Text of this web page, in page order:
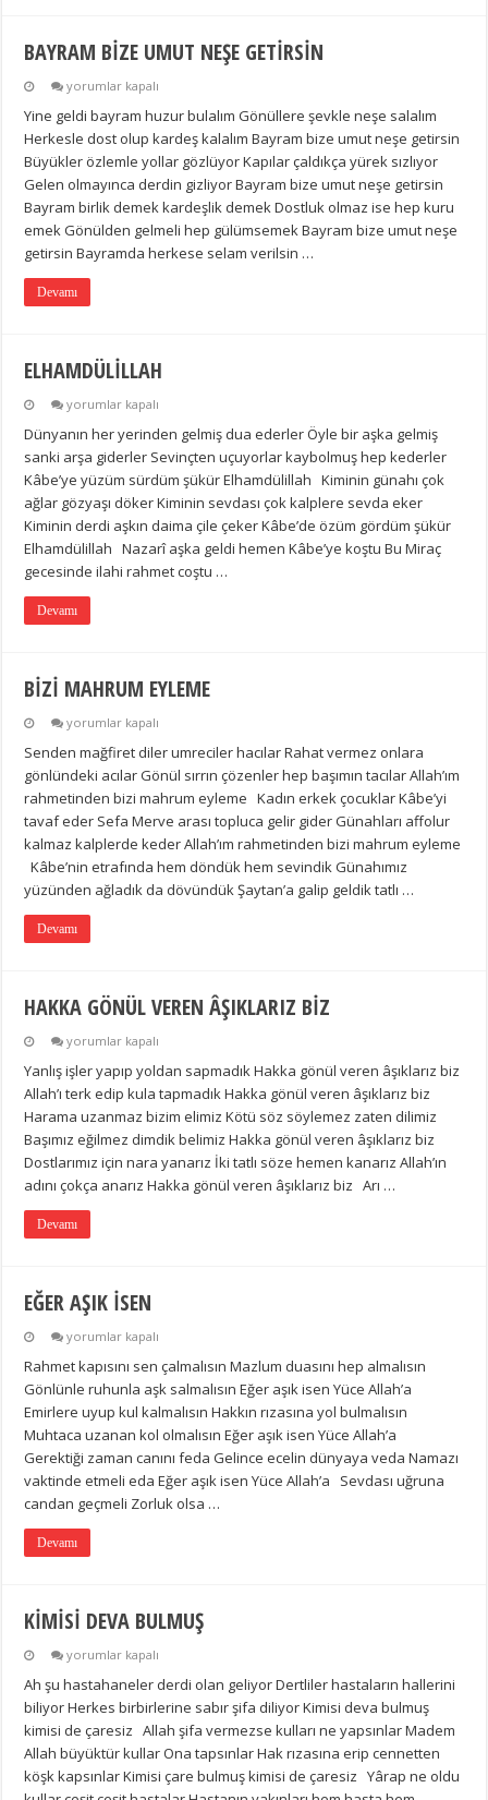
BAYRAM BİZE UMUT NEŞE GETİRSİN
BAYRAM
UMUT
NEŞE
GETİRSİN
için
yorumlar kapalı
Yine geldi bayram huzur bulalım Gönüllere şevkle neşe salalım
Herkesle dost olup kardeş kalalım Bayram bize umut neşe getirsin
Büyükler özlemle yollar gözlüyor Kapılar çaldıkça yürek sızlıyor
Gelen olmayınca derdin gizliyor Bayram bize umut neşe getirsin
Bayram birlik demek kardeşlik demek Dostluk olmaz ise hep kuru
emek Gönülden gelmeli hep gülümsemek Bayram bize umut neşe
getirsin Bayramda herkese selam verilsin …
Devamı
ELHAMDÜLİLLAH
ELHAMDÜLİLLAH
yorumlar kapalı
Dünyanın her yerinden gelmiş dua ederler Öyle bir aşka gelmiş
sanki arşa giderler Sevinçten uçuyorlar kaybolmuş hep kederler
Kâbe’ye yüzüm sürdüm şükür Elhamdülillah Kiminin günahı çok
ağlar gözyaşı döker Kiminin sevdası çok kalplere sevda eker
Kiminin derdi aşkın daima çile çeker Kâbe’de özüm gördüm şükür
Elhamdülillah Nazarî aşka geldi hemen Kâbe’ye koştu Bu Miraç
gecesinde ilahi rahmet coştu …
Devamı
BİZİ MAHRUM EYLEME
BİZİ
EYLEME
için
yorumlar kapalı
Senden mağfiret diler umreciler hacılar Rahat vermez onlara
gönlündeki acılar Gönül sırrın çözenler hep başımın tacılar Allah’ım
rahmetinden bizi mahrum eyleme Kadın erkek çocuklar Kâbe’yi
tavaf eder Sefa Merve arası topluca gelir gider Günahları affolur
kalmaz kalplerde keder Allah’ım rahmetinden bizi mahrum eyleme
Kâbe’nin etrafında hem döndük hem sevindik Günahımız
yüzünden ağladık da dövündük Şaytan’a galip geldik tatlı …
Devamı
HAKKA GÖNÜL VEREN ÂŞIKLARIZ BİZ
HAKKA
VEREN
ÂŞIKLARIZ
BİZ
için
yorumlar kapalı
Yanlış işler yapıp yoldan sapmadık Hakka gönül veren âşıklarız biz
Allah’ı terk edip kula tapmadık Hakka gönül veren âşıklarız biz
Harama uzanmaz bizim elimiz Kötü söz söylemez zaten dilimiz
Başımız eğilmez dimdik belimiz Hakka gönül veren âşıklarız biz
Dostlarımız için nara yanarız İki tatlı söze hemen kanarız Allah’ın
adını çokça anarız Hakka gönül veren âşıklarız biz Arı …
Devamı
EĞER AŞIK İSEN
EĞER
İSEN
için
yorumlar kapalı
Rahmet kapısını sen çalmalısın Mazlum duasını hep almalısın
Gönlünle ruhunla aşk salmalısın Eğer aşık isen Yüce Allah’a
Emirlere uyup kul kalmalısın Hakkın rızasına yol bulmalısın
Muhtaca uzanan kol olmalısın Eğer aşık isen Yüce Allah’a
Gerektiği zaman canını feda Gelince ecelin dünyaya veda Namazı
vaktinde etmeli eda Eğer aşık isen Yüce Allah’a Sevdası uğruna
candan geçmeli Zorluk olsa …
Devamı
KİMİSİ DEVA BULMUŞ
KİMİSİ
BULMUŞ
için
yorumlar kapalı
Ah şu hastahaneler derdi olan geliyor Dertliler hastaların hallerini
biliyor Herkes birbirlerine sabır şifa diliyor Kimisi deva bulmuş
kimisi de çaresiz Allah şifa vermezse kulları ne yapsınlar Madem
Allah büyüktür kullar Ona tapsınlar Hak rızasına erip cennetten
köşk kapsınlar Kimisi çare bulmuş kimisi de çaresiz Yârap ne oldu